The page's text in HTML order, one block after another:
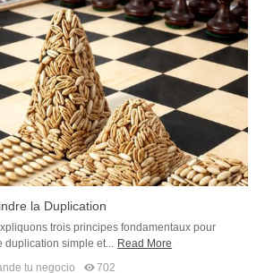
la Duplication
trois principes fondamentaux pour
duplication simple et... Read More
tu negocio 702